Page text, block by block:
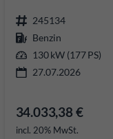
245134
Benzin
130 kW (177 PS)
27.07.2026
34.033,38 €
incl. 20% MwSt.